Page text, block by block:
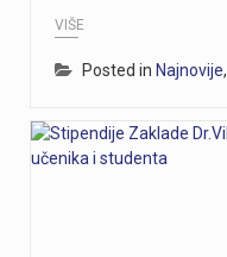
VIŠE
Posted in Najnovije,